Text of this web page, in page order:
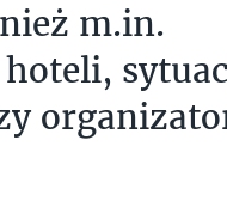
m.in.